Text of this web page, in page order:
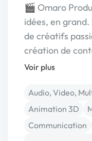
🎬 Omaro
idées, en grand.
de créatifs
création de
Voir plus
Audio, Video,
Animation 3D
Communication